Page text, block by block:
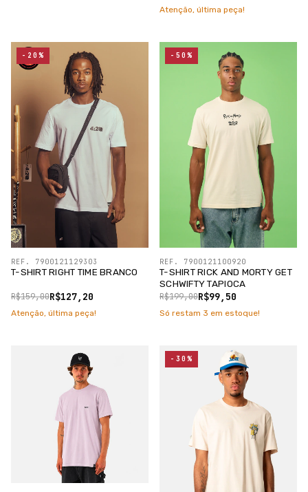
Atenção, última peça!
T-SHIRT RIGHT TIME BRANCO
R$127,20
R$159,00
REF. 7900121129303
-20%
Atenção, última peça!
T-SHIRT RICK AND MORTY GET
SCHWIFTY TAPIOCA
R$99,50
R$199,00
REF. 7900121100920
-50%
Só restam 3 em estoque!
-30%